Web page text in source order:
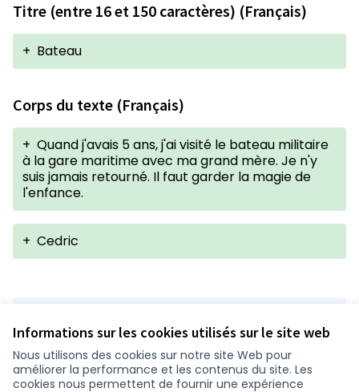
Informations sur les cookies utilisés sur le site web
Nous utilisons des cookies sur notre site Web pour
améliorer la performance et les contenus du site. Les
cookies nous permettent de fournir une expérience
Titre (entre 16 et 150 caractères) (Français)
+ Bateau
Corps du texte (Français)
+ Quand j'avais 5 ans, j'ai visité le bateau militaire
à la gare maritime avec ma grand mère. Je n'y
suis jamais retourné. Il faut garder la magie de
l'enfance.
+ Cedric
Conditions d'utilisation
Paramètres des cookies